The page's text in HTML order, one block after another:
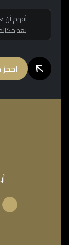
أفهم أن هذا
بعد مكالمة
احجز
أبو